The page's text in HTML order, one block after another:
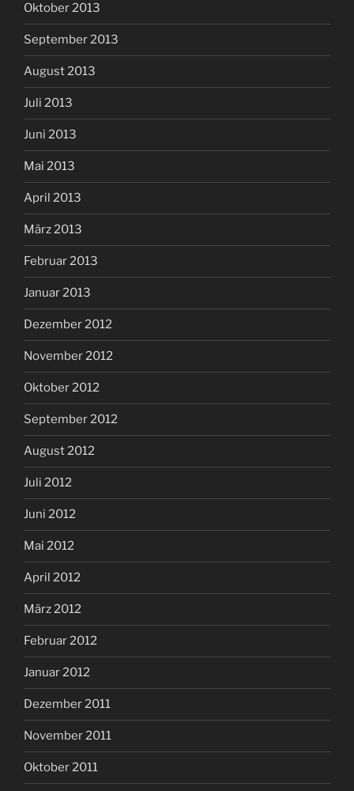
Oktober 2013
September 2013
August 2013
Juli 2013
Juni 2013
Mai 2013
April 2013
März 2013
Februar 2013
Januar 2013
Dezember 2012
November 2012
Oktober 2012
September 2012
August 2012
Juli 2012
Juni 2012
Mai 2012
April 2012
März 2012
Februar 2012
Januar 2012
Dezember 2011
November 2011
Oktober 2011